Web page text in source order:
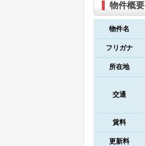
物件概要
物件名
フリガナ
所在地
交通
賃料
更新料